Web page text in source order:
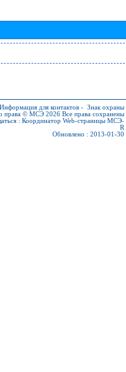
Информация для контактов - Знак охраны
права © МСЭ 2026 Все права сохранены
: Координатор Web-страницы МСЭ-
R
Обновлено : 2013-01-30